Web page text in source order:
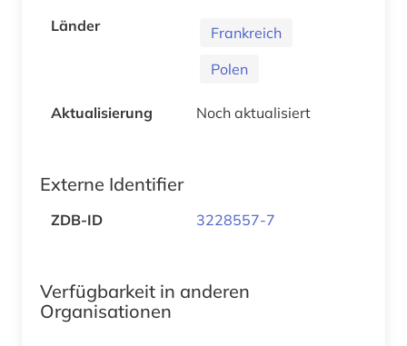
Länder
Frankreich
Polen
Aktualisierung Noch aktualisiert
Externe Identifier
ZDB-ID 3228557-7
Verfügbarkeit in anderen
Organisationen